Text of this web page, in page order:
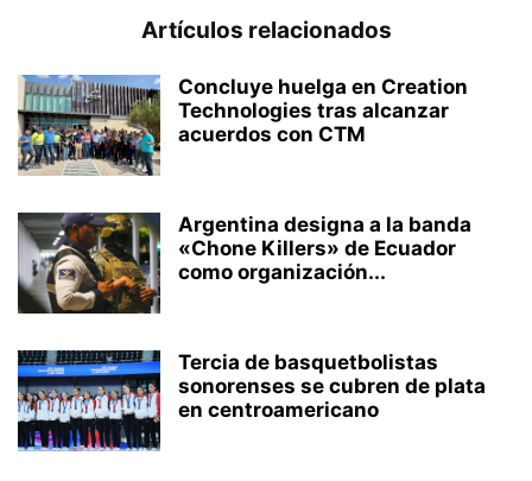
Artículos relacionados
Concluye huelga en Creation
Technologies tras alcanzar
acuerdos con CTM
Argentina designa a la banda
«Chone Killers» de Ecuador
como organización...
Tercia de basquetbolistas
sonorenses se cubren de plata
en centroamericano